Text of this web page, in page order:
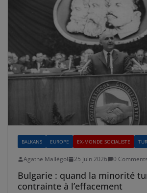
BALKANS EUROPE EX-MONDE SOCIALISTE
Agathe Mallégol 25 juin 2026 0 Comments
Bulgarie : quand la minorité
contrainte à l’effacement